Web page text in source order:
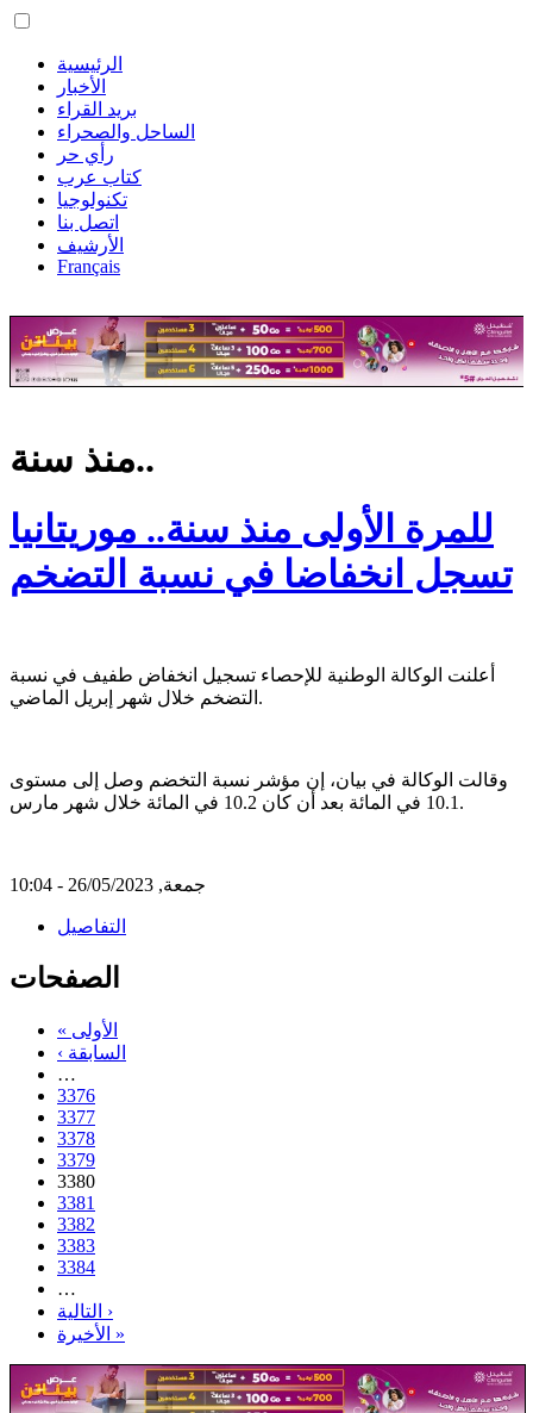
الرئيسية
الأخبار
بريد القراء
الساحل والصحراء
رأي حر
كتاب عرب
تكنولوجيا
اتصل بنا
الأرشيف
Français
منذ سنة..
للمرة الأولى منذ سنة.. موريتانيا
تسجل انخفاضا في نسبة التضخم
أعلنت الوكالة الوطنية للإحصاء تسجيل انخفاض طفيف في نسبة
التضخم خلال شهر إبريل الماضي.
وقالت الوكالة في بيان، إن مؤشر نسبة التخضم وصل إلى مستوى
10.1 في المائة بعد أن كان 10.2 في المائة خلال شهر مارس.
جمعة, 26/05/2023 - 10:04
التفاصيل
الصفحات
« الأولى
‹ السابقة
…
3376
3377
3378
3379
3380
3381
3382
3383
3384
…
التالية ›
الأخيرة »